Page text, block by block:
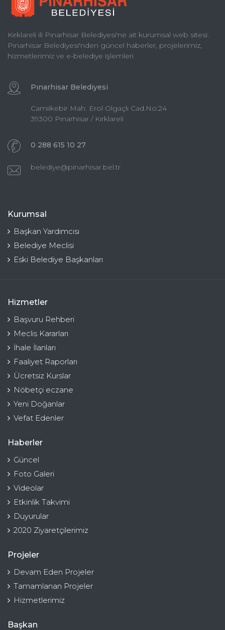
Kırklareli ili Pınarhisar Belediyesi'ne ait kurumsal web sitesi.
Pınarhisar Belediyesi'nden güncel haberler, projelerimiz,
hizmetlerimiz ve e-belediye işlemleri
Pınarhisar Belediyesi
Camiikebir Mah. Erol Olgaçlı Cad.No:24
39300 Pınarhisar / Kırklareli
0 288 615 10 27
belediye@pinarhisar.bel.tr
Kurumsal
Başkan Yardımcısı
Belediye Meclisi
Eski Belediye Başkanları
Hizmetler
Başvuru Rehberi
Meclis Kararları
İhale İlanları
Faaliyet Raporları
Ücretsiz Kurslar
Nöbetçi eczane
Yeni Doğanlar
Vefat Edenler
Haberler
Güncel
Foto Galeri
Videolar
Etkinlik Takvimi
Duyurular
2020 Ziyaretçilerimiz
Projeler
Devam Eden Projeler
Tamamlanan Projeler
Hizmetlerimiz
Başkan